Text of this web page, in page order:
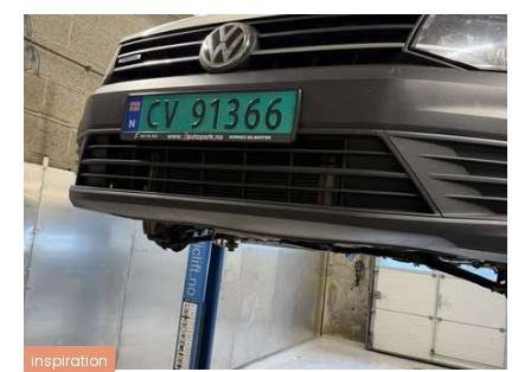
inspiration